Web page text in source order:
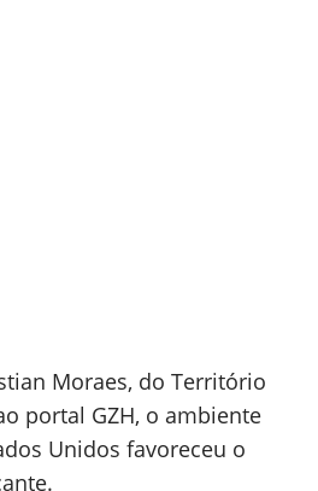
Moraes, do Território
portal GZH, o ambiente
Unidos favoreceu o